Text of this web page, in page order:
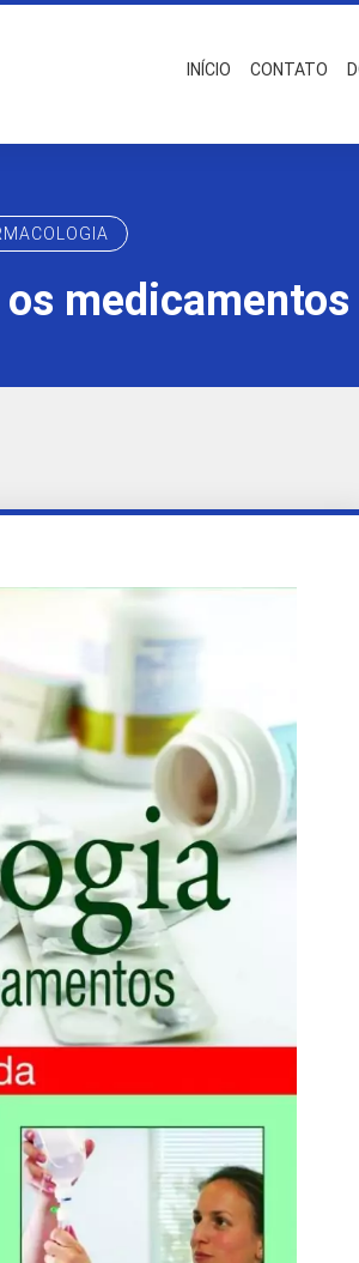
INÍCIO CONTATO
medicamentos